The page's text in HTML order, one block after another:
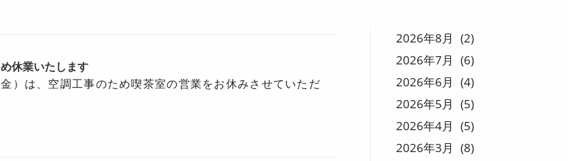
休業いたします
）は、空調工事のため喫茶室の営業をお休みさせていただ
2026 8
2
2026
7
6
2026
6
4
2026
5
5
2026
4
5
2026
3
8